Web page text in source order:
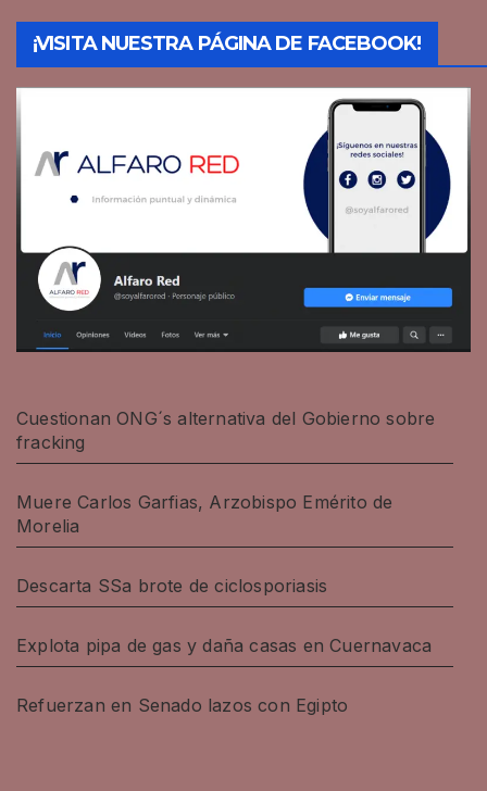
¡VISITA NUESTRA PÁGINA DE FACEBOOK!
Cuestionan ONG´s alternativa del Gobierno sobre
fracking
Muere Carlos Garfias, Arzobispo Emérito de
Morelia
Descarta SSa brote de ciclosporiasis
Explota pipa de gas y daña casas en Cuernavaca
Refuerzan en Senado lazos con Egipto